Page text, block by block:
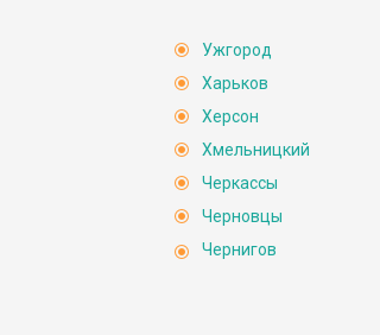
Ужгород
Харьков
Херсон
Хмельницкий
Черкассы
Черновцы
Чернигов